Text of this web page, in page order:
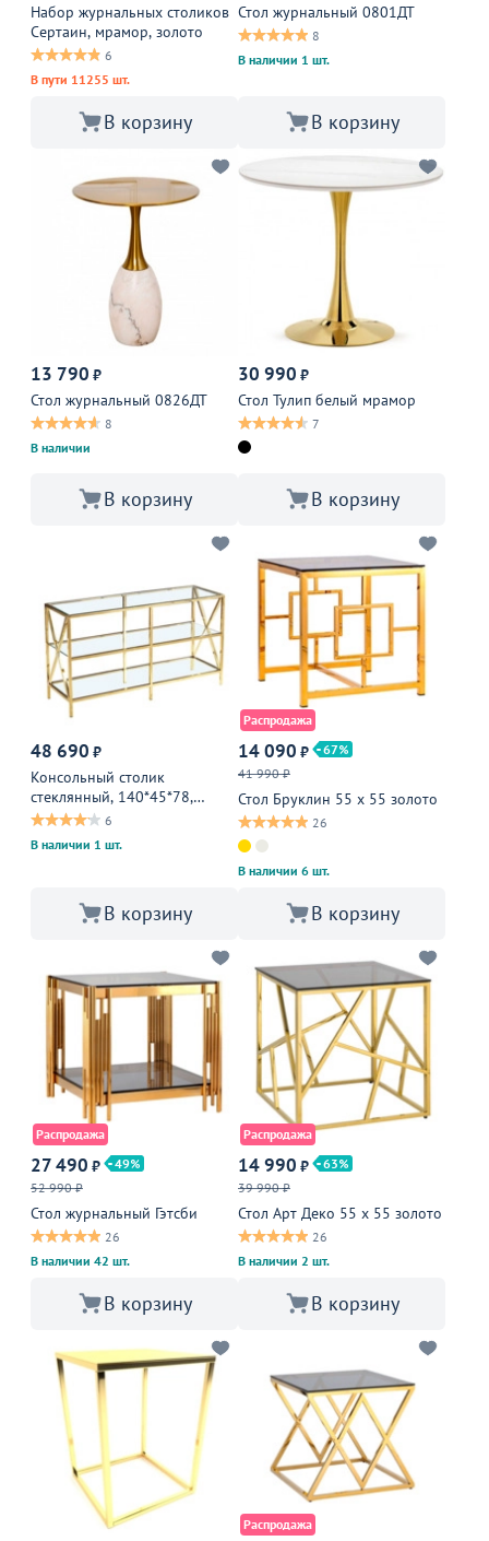
Набор журнальных столиков
Сертаин, мрамор, золото
6
В пути 11255 шт.
В корзину
Стол журнальный 0801ДТ
8
В наличии 1 шт.
В корзину
13 790 ₽
Стол журнальный 0826ДТ
8
В наличии
В корзину
30 990 ₽
Стол Тулип белый мрамор
7
В корзину
48 690 ₽
Консольный столик
стеклянный, 140*45*78,
нержавеющая сталь, золото
6
В наличии 1 шт.
В корзину
Распродажа
14 090 ₽
67
41 990 ₽
Стол Бруклин 55 х 55 золото
26
В наличии 6 шт.
В корзину
Распродажа
27 490 ₽
49
52 990 ₽
Стол журнальный Гэтсби
26
В наличии 42 шт.
В корзину
Распродажа
14 990 ₽
63
39 990 ₽
Стол Арт Деко 55 x 55 золото
26
В наличии 2 шт.
В корзину
Распродажа